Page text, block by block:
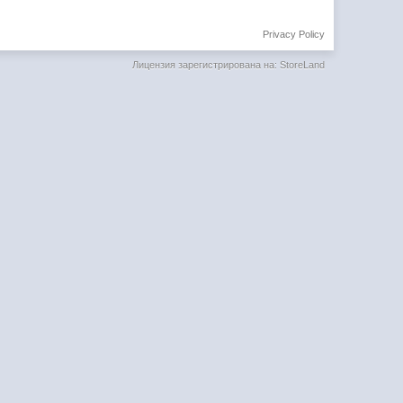
Privacy Policy
Лицензия зарегистрирована на: StoreLand